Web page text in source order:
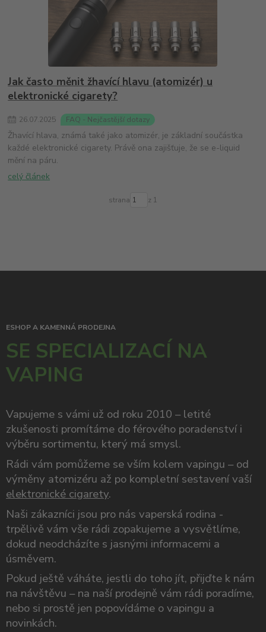
Jak často měnit žhavící hlavu (atomizér) u
elektronické cigarety?
26.07.2025 FAQ - Nejčastější dotazy
Žhavící hlava, známá také jako atomizér, je základní součástka
každé elektronické cigarety. Právě ona zajišťuje, že se e-liquid
mění na páru.
celý článek
strana z 1
ESHOP A KAMENNÁ PRODEJNA
SE SPECIALIZACÍ NA
VAPING
Vapujeme s vámi už od roku 2010 – letité
zkušenosti promítáme do férového poradenství i
výběru sortimentu, který má smysl.
Rádi vám pomůžeme se vším kolem vapingu – od
výměny atomizéru až po kompletní sestavení vaší
elektronické cigarety.
Naši zákazníci jsou pro nás vaperská rodina -
trpělivě vám vše rádi zopakujeme a vysvětlíme,
dokud neodcházíte s jasnými informacemi a
úsměvem.
Pokud ještě váháte, jestli do toho jít, přijďte k nám
na návštěvu – na naší prodejně vám rádi poradíme,
nebo si prostě jen popovídáme o vapingu a
novinkách.